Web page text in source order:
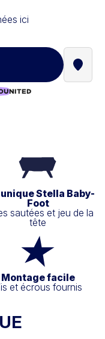
ici
Stella Baby-
Foot
sautées et jeu de la
tête
Montage facile
et écrous fournis